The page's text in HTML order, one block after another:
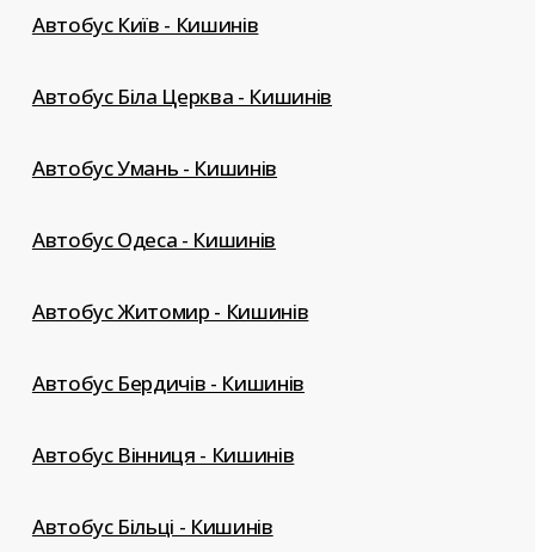
Автобус Київ - Кишинів
Автобус Біла Церква - Кишинів
Автобус Умань - Кишинів
Автобус Одеса - Кишинів
Автобус Житомир - Кишинів
Автобус Бердичів - Кишинів
Автобус Вінниця - Кишинів
Автобус Більці - Кишинів